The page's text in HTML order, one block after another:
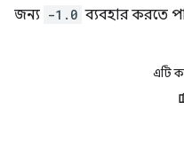
জন্য -1.0 ব্যবহার করতে
এটি